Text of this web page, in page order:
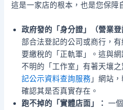
這是一家店的根本，也是您保障
政府發的「身分證」（營業登
部合法登記的公司或商行，
要繳稅的「正軌軍」。這與
不明的「工作室」有著天壤
記公示資料查詢服務 」網站
確認其是否真實存在。
跑不掉的「實體店面」： 一